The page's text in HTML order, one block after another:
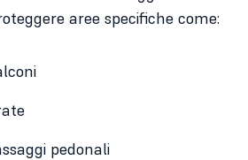
aree specifiche come:
pedonali